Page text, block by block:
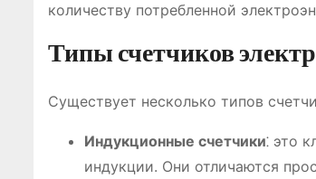
количеству потребленной
Типы счетчиков
Существует несколько типов
Индукционные счетчики⁚ это
индукции. Они отличаются